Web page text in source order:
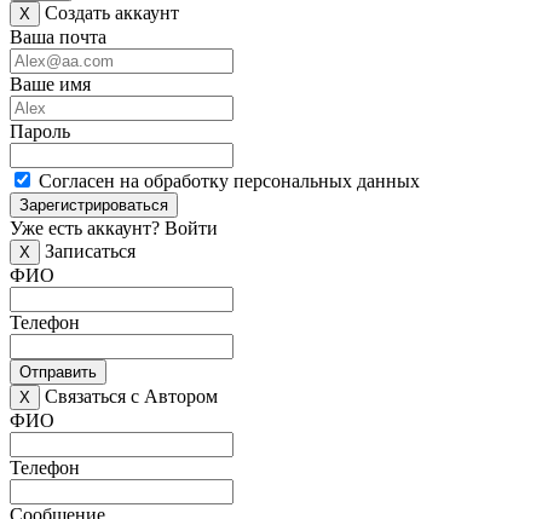
X
Создать аккаунт
Ваша почта
Ваше имя
Пароль
Согласен на обработку персональных данных
Зарегистрироваться
Уже есть аккаунт? Войти
X
Записаться
ФИО
Телефон
Отправить
X
Связаться с Автором
ФИО
Телефон
Сообщение